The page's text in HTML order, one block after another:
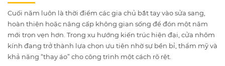
Cuối năm luôn là thời điểm các gia chủ bắt tay vào sửa sang,
hoàn thiện hoặc nâng cấp không gian sống để đón một năm
mới trọn vẹn hơn. Trong xu hướng kiến trúc hiện đại, cửa nhôm
kính đang trở thành lựa chọn ưu tiên nhờ sự bền bỉ, thẩm mỹ và
khả năng “thay áo” cho công trình một cách rõ rệt.